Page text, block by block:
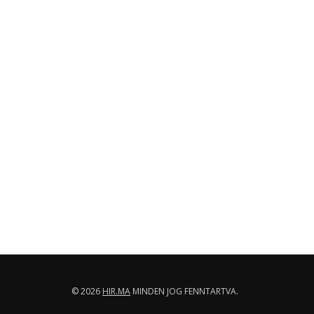
© 2026 HIR.MA MINDEN JOG FENNTARTVA.